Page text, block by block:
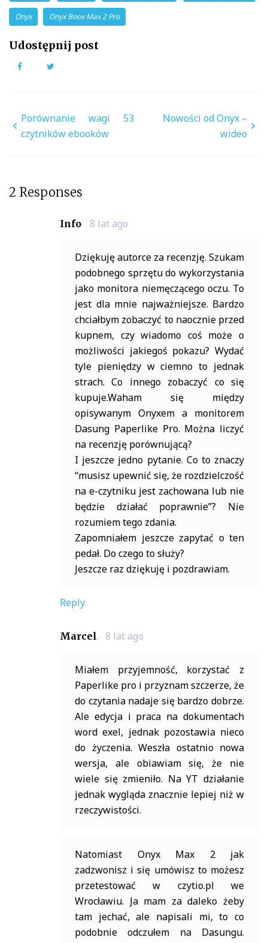
Onyx Onyx Boox Max 2 Pro
Udostępnij post
Facebook
Nawigacja
wpisu
Porównanie wagi 53
czytników ebooków
Nowości od Onyx –
wideo
2 Responses
Info 8 lat ago
Dziękuję autorce za recenzję. Szukam
podobnego sprzętu do wykorzystania
jako monitora niemęczącego oczu. To
jest dla mnie najważniejsze. Bardzo
chciałbym zobaczyć to naocznie przed
kupnem, czy wiadomo coś może o
możliwości jakiegoś pokazu? Wydać
tyle pieniędzy w ciemno to jednak
strach. Co innego zobaczyć co się
kupuje.Waham się między
opisywanym Onyxem a monitorem
Dasung Paperlike Pro. Można liczyć
na recenzję porównującą?
I jeszcze jedno pytanie. Co to znaczy
“musisz upewnić się, że rozdzielczość
na e-czytniku jest zachowana lub nie
będzie działać poprawnie”? Nie
rozumiem tego zdania.
Zapomniałem jeszcze zapytać o ten
pedał. Do czego to służy?
Jeszcze raz dziękuję i pozdrawiam.
Reply
Marcel 8 lat ago
Miałem przyjemność, korzystać z
Paperlike pro i przyznam szczerze, że
do czytania nadaje się bardzo dobrze.
Ale edycja i praca na dokumentach
word exel, jednak pozostawia nieco
do życzenia. Weszła ostatnio nowa
wersja, ale obiawiam się, że nie
wiele się zmieniło. Na YT działanie
jednak wygląda znacznie lepiej niż w
rzeczywistości.
Natomiast Onyx Max 2 jak
zadzwonisz i się umówisz to możesz
przetestować w czytio.pl we
Wrocławiu. Ja mam za daleko żeby
tam jechać, ale napisali mi, to co
podobnie odczułem na Dasungu.